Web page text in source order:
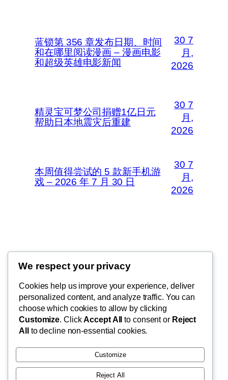
蓝锁第 356 章发布日期、时间
和在哪里阅读漫画 – 漫画电影
和超级英雄电影新闻
30 7
月,
2026
精灵宝可梦公司捐赠1亿日元
帮助日本地震灾后重建
30 7
月,
2026
本周值得尝试的 5 款新手机游
戏 – 2026 年 7 月 30 日
30 7
月,
2026
Thunder Feeds
你最喜欢的电子游戏和攻略杂志
博客
关于
常见问题
作者
事件
商店
样板
主题
We respect your privacy
Cookies help us improve your experience, deliver
personalized content, and analyze traffic. You can
choose which cookies to allow by clicking
Customize. ClickAccept All to consent or Reject
All
to decline non-essential cookies.
Customize
Reject All